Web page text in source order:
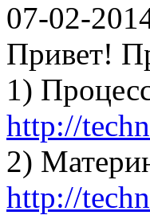
07-02-
Привет!
1)
http://
2)
http://